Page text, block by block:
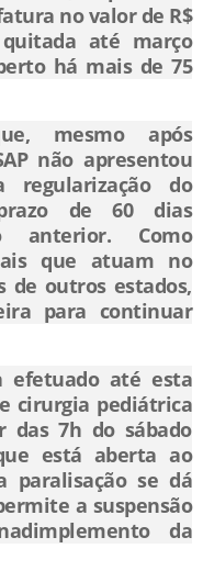
no valor de R$
até março
há mais de 75
mesmo após
não apresentou
regularização do
de 60 dias
anterior. Como
que atuam no
de outros estados,
para continuar
efetuado até esta
cirurgia pediátrica
das 7h do sábado
está aberta ao
paralisação se dá
a suspensão
da